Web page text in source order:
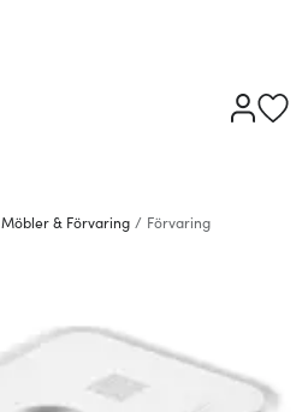
Möbler & Förvaring / Förvaring